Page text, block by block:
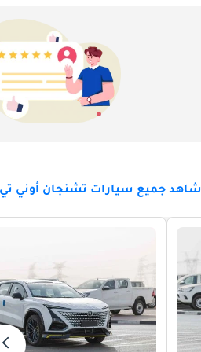
شاهد جميع سيارات تشنجان أوني تي